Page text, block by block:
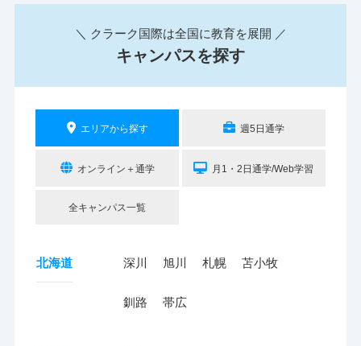
＼ クラーク国際は全国に教育を展開 ／
キャンパスを探す
エリアから探す 週5日通学
オンライン＋通学 月1・2日通学/Web学習
全キャンパス一覧
北海道 深川 旭川 札幌 苫小牧
釧路 帯広